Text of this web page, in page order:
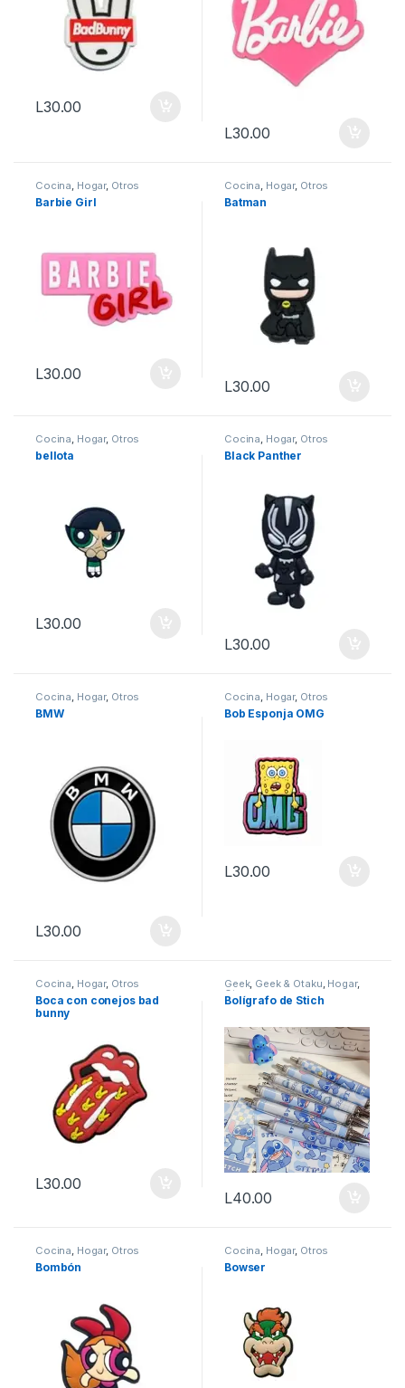
L30.00
L30.00
Cocina, Hogar, Otros
Barbie Girl
L30.00
Cocina, Hogar, Otros
Batman
L30.00
Cocina, Hogar, Otros
bellota
L30.00
Cocina, Hogar, Otros
Black Panther
L30.00
Cocina, Hogar, Otros
BMW
L30.00
Cocina, Hogar, Otros
Bob Esponja OMG
L30.00
Cocina, Hogar, Otros
Boca con conejos bad
bunny
L30.00
Geek, Geek & Otaku, Hogar,
Otros
Bolígrafo de Stich
L40.00
Cocina, Hogar, Otros
Bombón
Cocina, Hogar, Otros
Bowser